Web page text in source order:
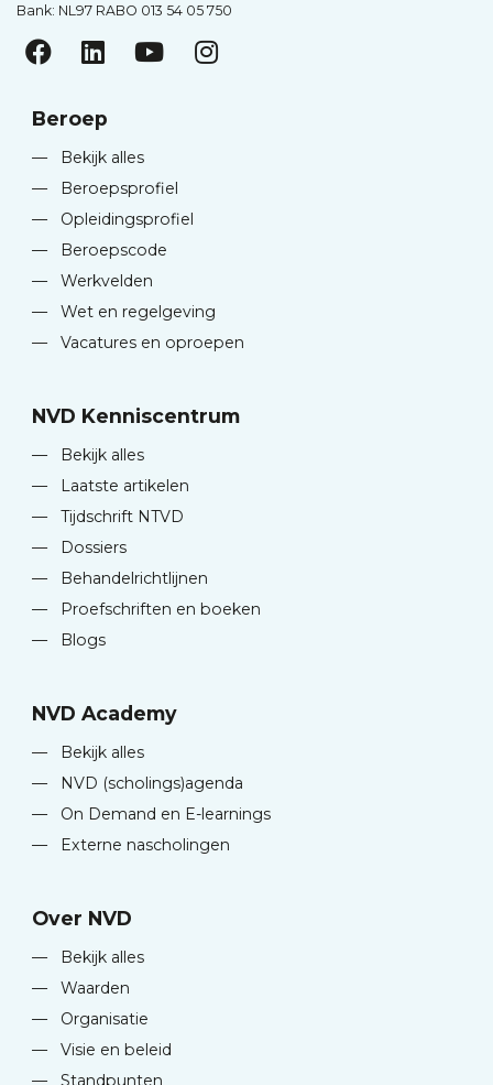
Bank: NL97 RABO 013 54 05 750
Beroep
—
Bekijk alles
—
Beroepsprofiel
—
Opleidingsprofiel
—
Beroepscode
—
Werkvelden
—
Wet en regelgeving
—
Vacatures en oproepen
NVD Kenniscentrum
—
Bekijk alles
—
Laatste artikelen
—
Tijdschrift NTVD
—
Dossiers
—
Behandelrichtlijnen
—
Proefschriften en boeken
—
Blogs
NVD Academy
—
Bekijk alles
—
NVD (scholings)agenda
—
On Demand en E-learnings
—
Externe nascholingen
Over NVD
—
Bekijk alles
—
Waarden
—
Organisatie
—
Visie en beleid